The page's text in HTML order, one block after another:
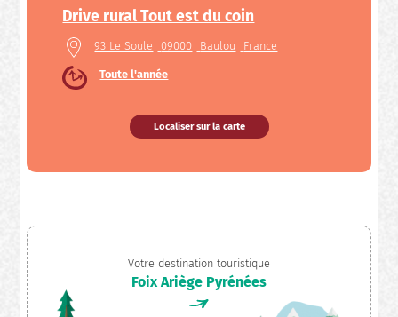
Drive rural Tout est du coin
93 Le Soule 09000 Baulou France
Toute l'année
Localiser sur la carte
Votre destination touristique
Foix Ariège Pyrénées